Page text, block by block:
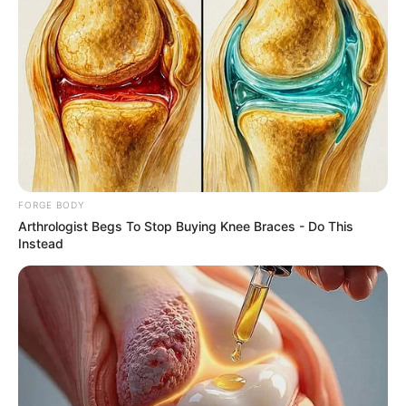
ภาพรวมดวงชะตาในเดือนนี้ หลังจากผ่านมรสุมมา ท้องฟ้า
ก็เริ่มแจ่มใส สิ่งที่กำลังรอคอยจะได้สมหวัง มีข่าวดีในเรื่อง
รักและการเงิน
ช่วงวันที่ 1 – 10เริ่มรู้สึกถึงความวุ่นวายที่เข้ามาทีละนิดที
ละน้อย ส่วนหนึ่งเป็นเพราะคุณไม่เด็ดขาดในทุกการตัดสิน
ใจ และมีหลายสิ่งหลายอย่างต้องทำมากเกินไป การงานมี
งานเข้ามาไม่ขาดสาย ต้องลำดับก่อนหลังให้ดี มิฉะนั้นจะ
กลายเป็นการสร้างปัญหาให้ตัวเอง ช่วงนี้อย่าหวังพึ่งพาใคร
มีแต่คนคิดจะโยนงานให้คุณ ต้องลงมือทำเองถึงจะประสบ
ความสำเร็จ การเงินไม่ค่อยมีปัญหา เพราะควบคุมการใช้
จ่ายได้อย่างรัดกุม มีรายจ่ายเยอะทั้งจากตัวเองและคนใกล้
ชิด ทำให้เงินหมุนเวียน อาจมีสะดุด ความรักแอบน้อยอก
น้อยใจ เพราะคนรักไม่เป็นอย่างที่คิดไว้ พยายามมีทัศนคติ
ในแง่บวกแล้วชีวิตรักจะสดใส ส่วนคนโสดมีแต่คนแนะนำ
จัดให้ทั้งนั้น แต่ดูเหมือนจะยังไม่โดนสักราย
FORGE BODY
Arthrologist Begs To Stop Buying Knee Braces - Do This
Instead